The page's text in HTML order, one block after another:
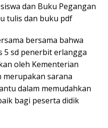
dan Buku Pegangan
tulis dan buku pdf
bersama bahwa
5 sd penerbit erlangga
oleh Kementerian
merupakan sarana
dalam memudahkan
bagi peserta didik